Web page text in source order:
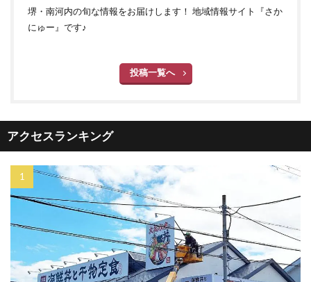
堺・南河内の旬な情報をお届けします！ 地域情報サイト『さか
にゅー』です♪
投稿一覧へ
アクセスランキング